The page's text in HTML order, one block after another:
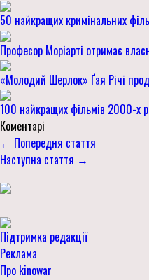
50 найкращих кримінальних
Професор Моріарті отримає
«Молодий Шерлок» Ґая Річі
100 найкращих фільмів 2000-х
Коментарі
← Попередня стаття
Наступна стаття →
Підтримка редакції
Реклама
Про kinowar